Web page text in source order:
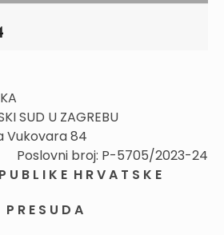
SUD U ZAGREBU
Vukovara 84
Poslovni broj: P-5705/2023-24
U B L I K E H R V A T S K E
P R E S U D A